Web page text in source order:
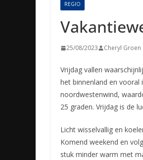
REGIO
25/08/2023 Cheryl Groen
Vrijdag vallen
het binnenland en
noordwestenwind,
25 graden. Vrijdag is de
Licht wisselvallig en
Komend weekend en
stuk minder warm met